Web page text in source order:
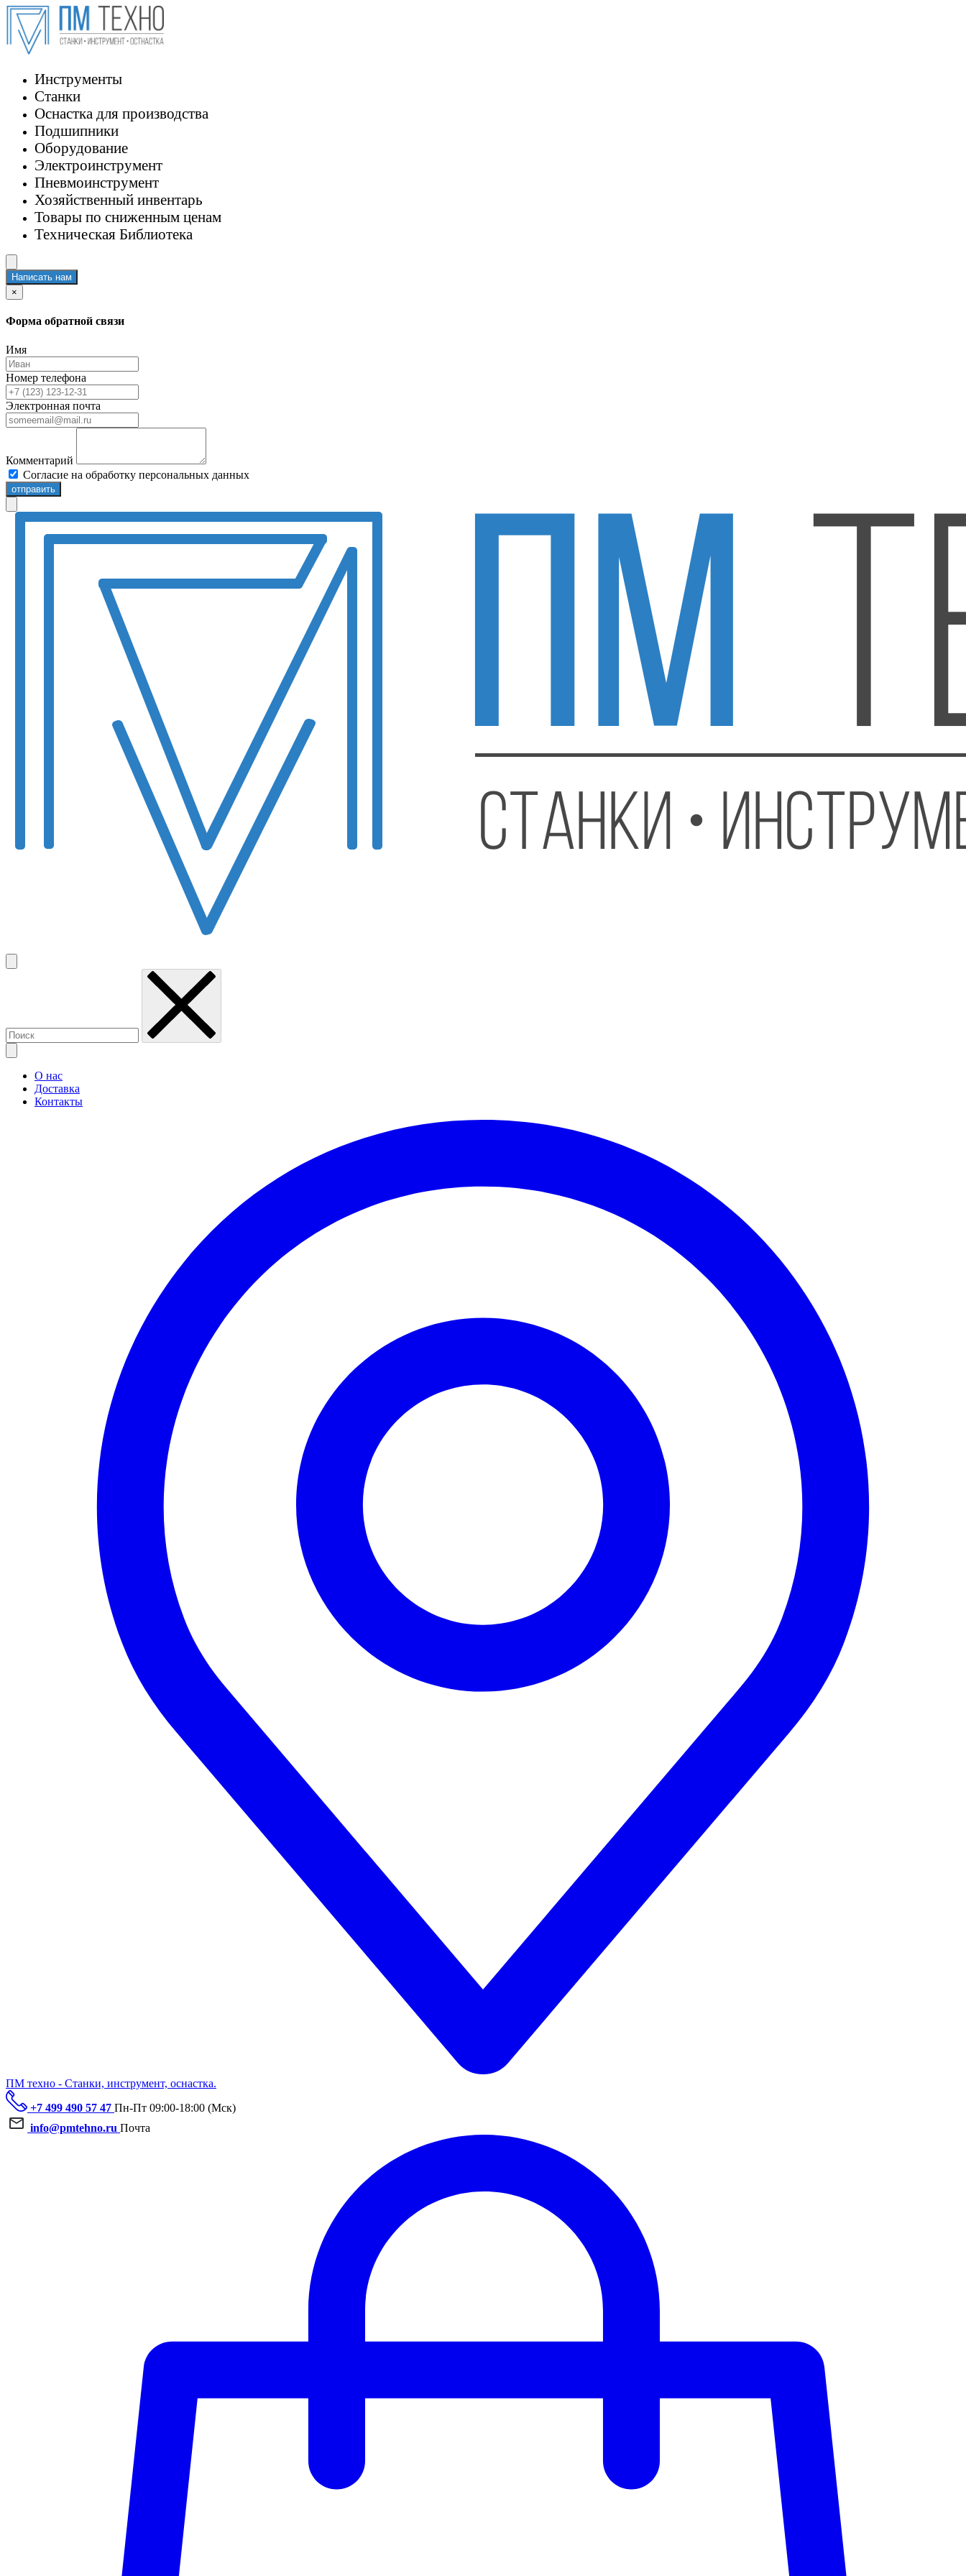
Инструменты
Станки
Оснастка для производства
Подшипники
Оборудование
Электроинструмент
Пневмоинструмент
Хозяйственный инвентарь
Товары по сниженным ценам
Техническая Библиотека
Написать нам
×
Форма обратной связи
Имя
Номер телефона
Электронная почта
Комментарий
Согласие на обработку персональных данных
отправить
О нас
Доставка
Контакты
ПМ техно - Станки, инструмент, оснастка.
+7 499 490 57 47 Пн-Пт 09:00-18:00 (Мск)
info@pmtehno.ru Почта